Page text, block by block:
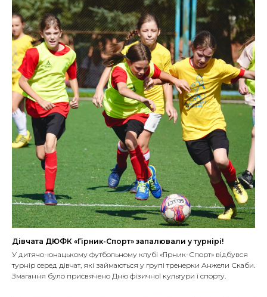
Дівчата ДЮФК «Гірник-Спорт» запалювали у турнірі!
У дитячо-юнацькому футбольному клубі «Гірник-Спорт» відбувся
турнір серед дівчат, які займаються у групі тренерки Анжели Скаби.
Змагання було присвячено Дню фізичної культури і спорту.